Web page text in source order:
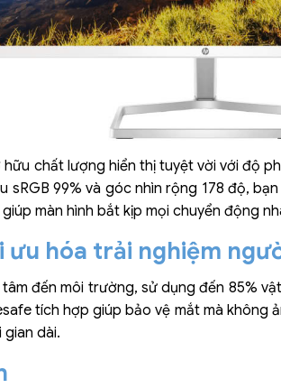
hữu chất lượng hiển thị tuyệt vời với độ
sRGB 99% và góc nhìn rộng 178 độ,
màn hình bắt kịp mọi chuyển động
ưu hóa trải nghiệm
đến môi trường, sử dụng đến 85%
tích hợp giúp bảo vệ mắt mà không
gian dài.